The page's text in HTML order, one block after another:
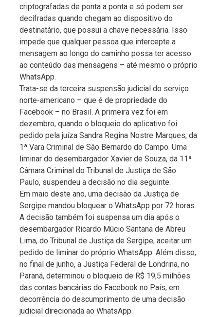
criptografadas de ponta a ponta e só podem ser
decifradas quando chegam ao dispositivo do
destinatário, que possui a chave necessária. Isso
impede que qualquer pessoa que intercepte a
mensagem ao longo do caminho possa ter acesso
ao conteúdo das mensagens – até mesmo o próprio
WhatsApp.
Trata-se da terceira suspensão judicial do serviço
norte-americano – que é de propriedade do
Facebook – no Brasil. A primeira vez foi em
dezembro, quando o bloqueio do aplicativo foi
pedido pela juíza Sandra Regina Nostre Marques, da
1ª Vara Criminal de São Bernardo do Campo. Uma
liminar do desembargador Xavier de Souza, da 11ª
Câmara Criminal do Tribunal de Justiça de São
Paulo, suspendeu a decisão no dia seguinte.
Em maio deste ano, uma decisão da Justiça de
Sergipe mandou bloquear o WhatsApp por 72 horas.
A decisão também foi suspensa um dia após o
desembargador Ricardo Múcio Santana de Abreu
Lima, do Tribunal de Justiça de Sergipe, aceitar um
pedido de liminar do próprio WhatsApp. Além disso,
no final de junho, a Justiça Federal de Londrina, no
Paraná, determinou o bloqueio de R$ 19,5 milhões
das contas bancárias do Facebook no País, em
decorrência do descumprimento de uma decisão
judicial direcionada ao WhatsApp.